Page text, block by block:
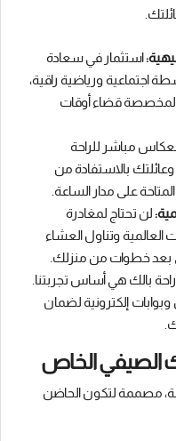
استثمار في سعادة
اجتماعية ورياضية راقية،
المخصصة قضاء أوقات
مباشر للراحة
بالاستفادة من
على مدار الساعة.
لن تحتاج لمغادرة
العالمية وتناول العشاء
بعد خطوات من منزلك.
راحة بالك هي أساس تجربتنا.
إلكترونية لضمان
مصممة لتكون الحاضن